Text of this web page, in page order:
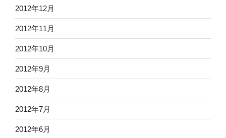
2012年12月
2012年11月
2012年10月
2012年9月
2012年8月
2012年7月
2012年6月